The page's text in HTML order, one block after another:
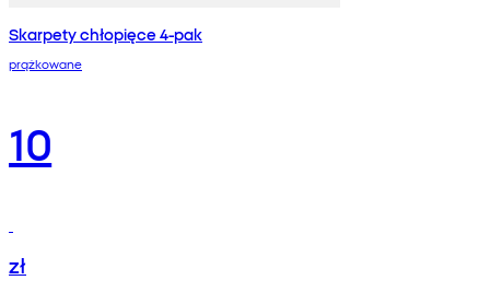
Skarpety chłopięce 4-pak
prążkowane
10
zł